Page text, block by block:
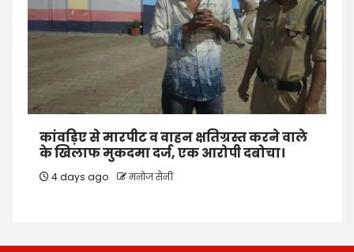
कांवड़िए से मारपीट व वाहन क्षतिग्रस्त करने वाले
के खिलाफ मुकदमा दर्ज, एक आरोपी दबोचा।
4 days ago मनोज सैनी